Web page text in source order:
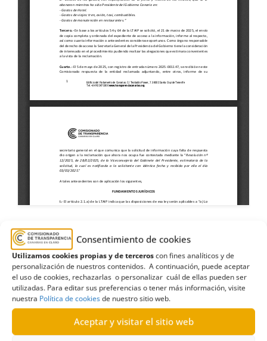
Consentimiento de cookies
Utilizamos cookies propias y de terceroscon fines analíticos y de
personalización de nuestros contenidos. A continuación, puede aceptar
el uso de cookies, rechazarlas o personalizar cuál de ellas pueden ser
utilizadas. Para editar sus preferencias o tener más información, visite
nuestra Política de cookiesde nuestro sitio web.
Aceptar y visitar el sitio web
agricultura APAR
Asociación de Productores
Agrícolas para la Reconstrucción,ayudas,
competencias,consejería,dirección general,
Estimatoria,Ganadería,Gobierno de Canarias
pesca,Programa de Desarrollo Rural
soberanía alimentaria